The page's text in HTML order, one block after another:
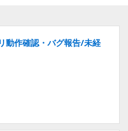
動作確認・バグ報告/未経